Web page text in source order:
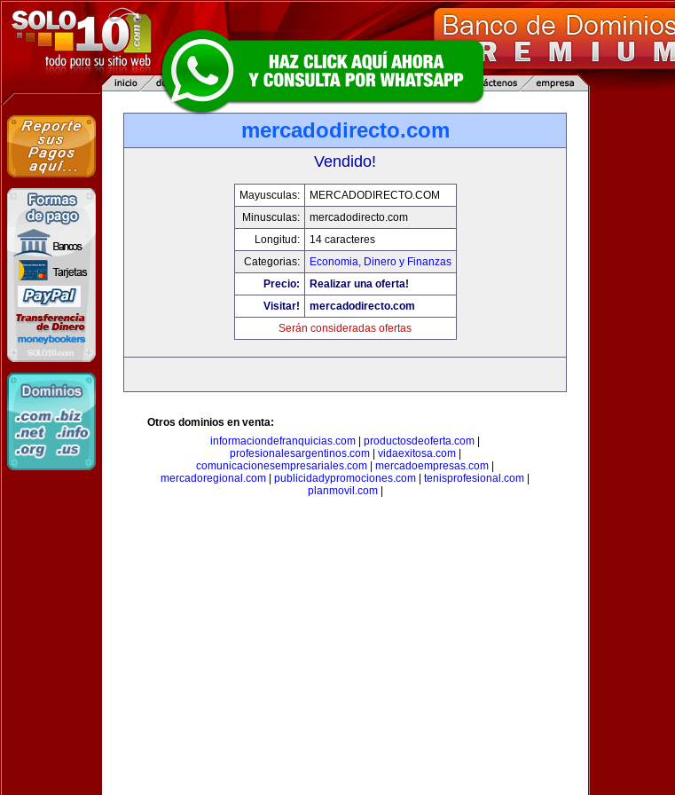
mercadodirecto.com
Vendido!
Mayusculas:
MERCADODIRECTO.COM
Minusculas:
mercadodirecto.com
Longitud:
14 caracteres
Categorias:
Economia, Dinero y Finanzas
Precio:
Realizar una oferta!
Visitar!
mercadodirecto.com
Serán consideradas ofertas
Otros dominios en venta:
informaciondefranquicias.com
productosdeoferta.com
profesionalesargentinos.com| vidaexitosa.com|
comunicacionesempresariales.com
mercadoempresas.com
mercadoregional.com
publicidadypromociones.com tenisprofesional.com
planmovil.com|